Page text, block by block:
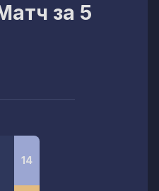
за 5
14